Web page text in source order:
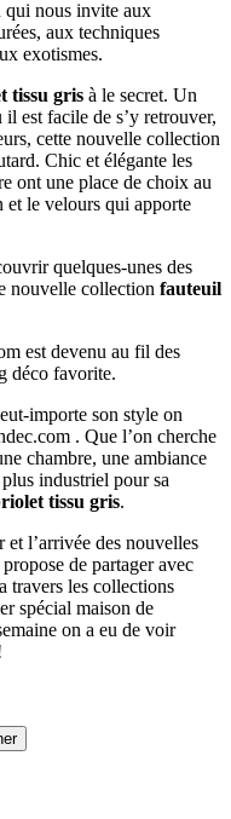
qui nous invite aux
aux techniques
exotismes.
tissu gris à le secret. Un
est facile de s’y retrouver,
cette nouvelle collection
Chic et élégante les
ont une place de choix au
et le velours qui apporte
quelques-unes des
nouvelle collection fauteuil
est devenu au fil des
déco favorite.
importe son style on
. Que l’on cherche
chambre, une ambiance
industriel pour sa
tissu gris.
et l’arrivée des nouvelles
de partager avec
travers les collections
spécial maison de
on a eu de voir